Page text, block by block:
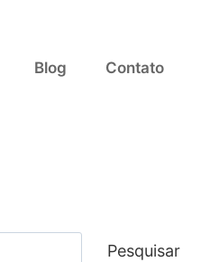
Blog Contato
Pesquisar